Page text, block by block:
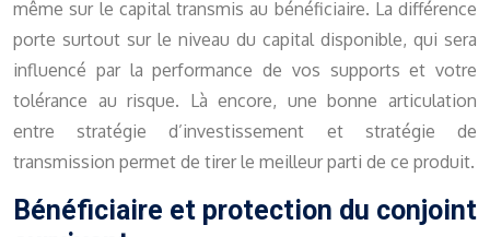
même sur le capital transmis au bénéficiaire. La différence
porte surtout sur le niveau du capital disponible, qui sera
influencé par la performance de vos supports et votre
tolérance au risque. Là encore, une bonne articulation
entre stratégie d’investissement et stratégie de
transmission permet de tirer le meilleur parti de ce produit.
Bénéficiaire et protection du conjoint